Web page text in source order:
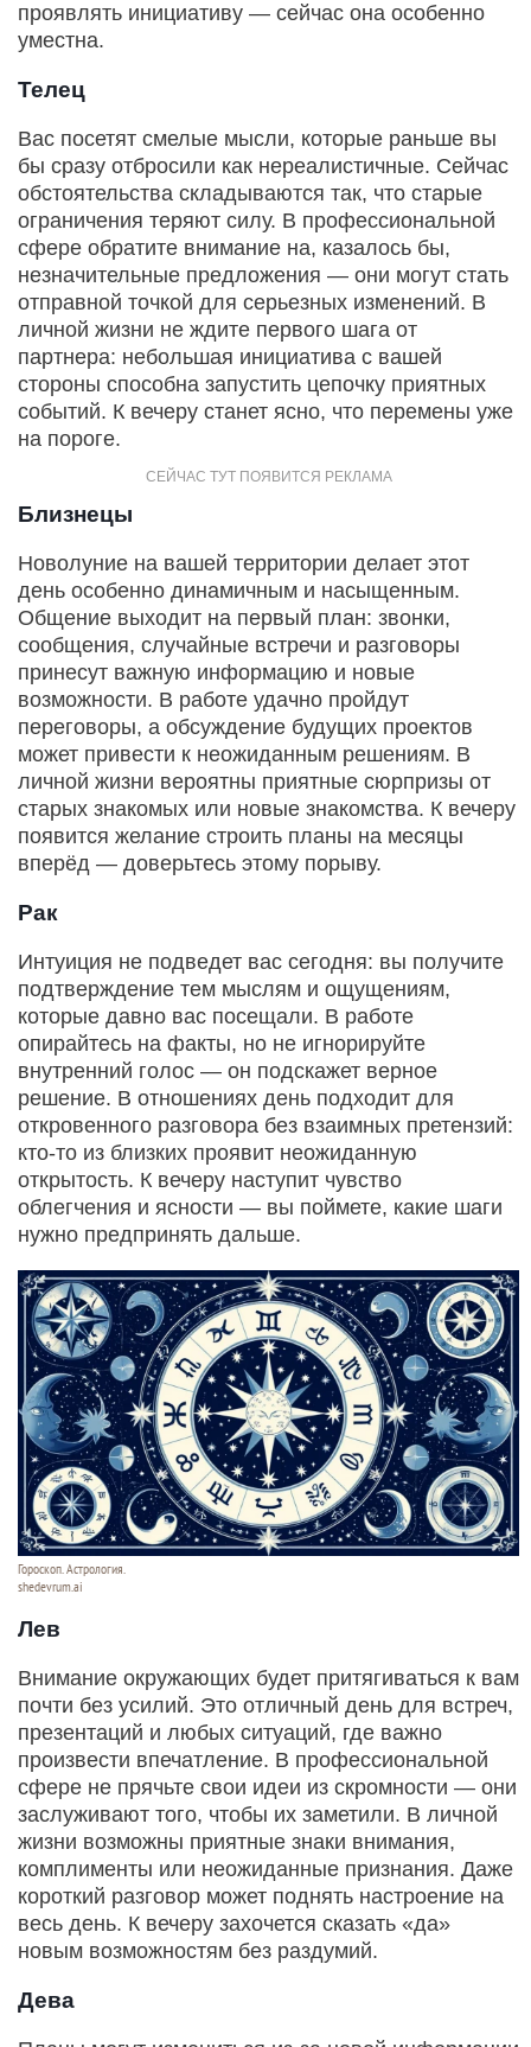
проявлять инициативу — сейчас она особенно
уместна.
Телец
Вас посетят смелые мысли, которые раньше вы
бы сразу отбросили как нереалистичные. Сейчас
обстоятельства складываются так, что старые
ограничения теряют силу. В профессиональной
сфере обратите внимание на, казалось бы,
незначительные предложения — они могут стать
отправной точкой для серьезных изменений. В
личной жизни не ждите первого шага от
партнера: небольшая инициатива с вашей
стороны способна запустить цепочку приятных
событий. К вечеру станет ясно, что перемены уже
на пороге.
Близнецы
Новолуние на вашей территории делает этот
день особенно динамичным и насыщенным.
Общение выходит на первый план: звонки,
сообщения, случайные встречи и разговоры
принесут важную информацию и новые
возможности. В работе удачно пройдут
переговоры, а обсуждение будущих проектов
может привести к неожиданным решениям. В
личной жизни вероятны приятные сюрпризы от
старых знакомых или новые знакомства. К вечеру
появится желание строить планы на месяцы
вперёд — доверьтесь этому порыву.
Рак
Интуиция не подведет вас сегодня: вы получите
подтверждение тем мыслям и ощущениям,
которые давно вас посещали. В работе
опирайтесь на факты, но не игнорируйте
внутренний голос — он подскажет верное
решение. В отношениях день подходит для
откровенного разговора без взаимных претензий:
кто‑то из близких проявит неожиданную
открытость. К вечеру наступит чувство
облегчения и ясности — вы поймете, какие шаги
нужно предпринять дальше.
Гороскоп. Астрология.
shedevrum.ai
Лев
Внимание окружающих будет притягиваться к вам
почти без усилий. Это отличный день для встреч,
презентаций и любых ситуаций, где важно
произвести впечатление. В профессиональной
сфере не прячьте свои идеи из скромности — они
заслуживают того, чтобы их заметили. В личной
жизни возможны приятные знаки внимания,
комплименты или неожиданные признания. Даже
короткий разговор может поднять настроение на
весь день. К вечеру захочется сказать «да»
новым возможностям без раздумий.
Дева